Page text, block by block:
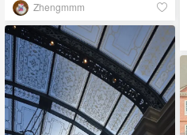
Zhengmmm